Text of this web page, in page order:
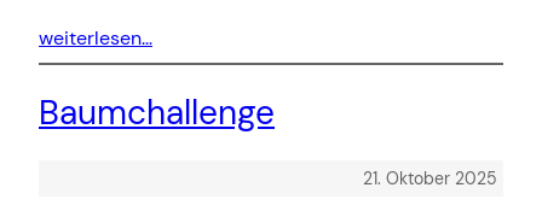
weiterlesen…
Baumchallenge
21. Oktober 2025